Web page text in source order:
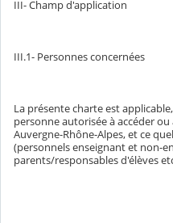
III- Champ d'application
III.1- Personnes concernées
La présente charte est
personne autorisée à accéder ou
Auvergne-Rhône-Alpes, et ce
(personnels enseignant et non-
parents/responsables d'élèves